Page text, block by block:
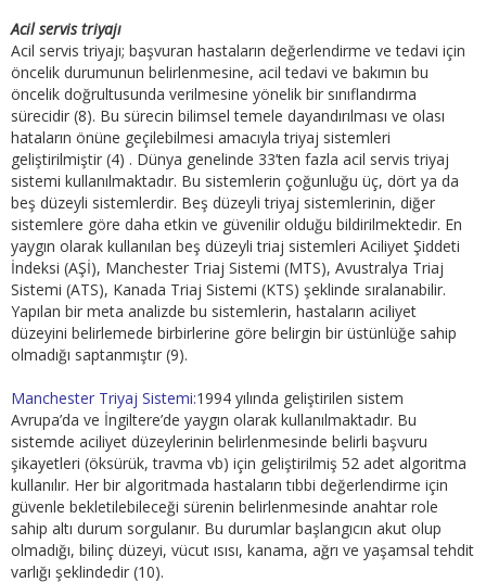
Acil servis triyajı
Acil servis triyajı; başvuran hastaların değerlendirme ve tedavi için
öncelik durumunun belirlenmesine, acil tedavi ve bakımın bu
öncelik doğrultusunda verilmesine yönelik bir sınıflandırma
sürecidir (8). Bu sürecin bilimsel temele dayandırılması ve olası
hataların önüne geçilebilmesi amacıyla triyaj sistemleri
geliştirilmiştir (4) . Dünya genelinde 33’ten fazla acil servis triyaj
sistemi kullanılmaktadır. Bu sistemlerin çoğunluğu üç, dört ya da
beş düzeyli sistemlerdir. Beş düzeyli triyaj sistemlerinin, diğer
sistemlere göre daha etkin ve güvenilir olduğu bildirilmektedir. En
yaygın olarak kullanılan beş düzeyli triaj sistemleri Aciliyet Şiddeti
İndeksi (AŞİ), Manchester Triaj Sistemi (MTS), Avustralya Triaj
Sistemi (ATS), Kanada Triaj Sistemi (KTS) şeklinde sıralanabilir.
Yapılan bir meta analizde bu sistemlerin, hastaların aciliyet
düzeyini belirlemede birbirlerine göre belirgin bir üstünlüğe sahip
olmadığı saptanmıştır (9).
Manchester Triyaj Sistemi:1994 yılında geliştirilen sistem
Avrupa’da ve İngiltere’de yaygın olarak kullanılmaktadır. Bu
sistemde aciliyet düzeylerinin belirlenmesinde belirli başvuru
şikayetleri (öksürük, travma vb) için geliştirilmiş 52 adet algoritma
kullanılır. Her bir algoritmada hastaların tıbbi değerlendirme için
güvenle bekletilebileceği sürenin belirlenmesinde anahtar role
sahip altı durum sorgulanır. Bu durumlar başlangıcın akut olup
olmadığı, bilinç düzeyi, vücut ısısı, kanama, ağrı ve yaşamsal tehdit
varlığı şeklindedir (10).